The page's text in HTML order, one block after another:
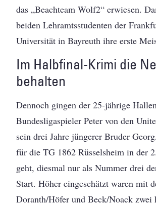
das „Beachteam Wolf2“ erwiesen.
beiden Lehramtsstudenten der
Universität in Bayreuth ihre erste
Im Halbfinal-Krimi die
behalten
Dennoch gingen der 25-jährige
Bundesligaspieler Peter von den
sein drei Jahre jüngerer Bruder
für die TG 1862 Rüsselsheim in der
geht, diesmal nur als Nummer drei
Start. Höher eingeschätzt waren mit
Doranth/Höfer und Beck/Noack zwei